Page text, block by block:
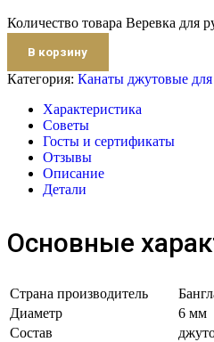
Количество товара Веревка для
В корзину
Категория: Канаты джутовые для
Характеристика
Советы
Госты и сертификаты
Отзывы
Описание
Детали
Основные
Страна производитель
Диаметр
6 мм
Состав